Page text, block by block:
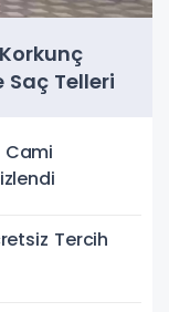
Telleri
Cami
Tercih